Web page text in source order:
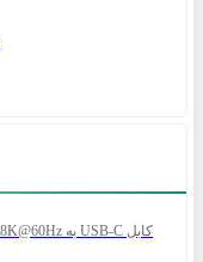
کابل USB-C به HDMI 8K@60Hz یوگرین مدل CM565 90451 طول 1.5 متر